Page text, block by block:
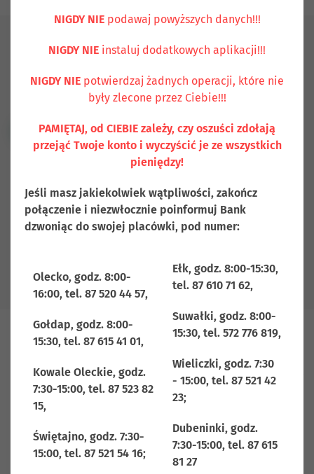
smartKARTA, sm@rt Wypłata, Mój rachunek i Szybka Pożyczka już
Wróć do listy aktualności
NOWY WPŁATOMAT W GOŁDAPI!
Usługi smartKARTA, sm@rt
Wypłata, Mój rachunek i Szybka
Pożyczka już dostępne!
DATA PUBLIKACJI:
14-11-2024
Szanowni Państwo,
Z przyjemościa informujemy, że w naszym Oddziale w
Gołdapi (ul. Plac Zwycięstwa 6) mamy nowy bankomat z
funkcjonalnością wpłatomatu!
Mogą Państwo, już teraz, bez stania w kolejce do okienka,
bez dotykania bankomatu, wpłacać i wypłacać gotówkę
NIGDY NIEpodawaj powyższych danych!!!
NIGDY NIE instaluj dodatkowych aplikacji!!!
NIGDY NIE potwierdzaj żadnych operacji, które nie
były zlecone przez Ciebie!!!
PAMIĘTAJ, od CIEBIE zależy, czy oszuści zdołają
przejąć Twoje konto i wyczyścić je ze wszystkich
pieniędzy!
Jeśli masz jakiekolwiek wątpliwości, zakończ
połączenie i niezwłocznie poinformuj Bank
dzwoniąc do swojej placówki, pod numer:
Olecko, godz. 8:00-
16:00, tel. 87 520 44 57,
Gołdap, godz. 8:00-
15:30, tel. 87 615 41 01,
Kowale Oleckie, godz.
7:30-15:00, tel. 87 523 82
15,
Świętajno, godz. 7:30-
15:00, tel. 87 521 54 16;
Ełk, godz. 8:00-15:30,
tel. 87 610 71 62,
Suwałki, godz. 8:00-
15:30, tel. 572 776 819,
Wieliczki, godz. 7:30
- 15:00, tel. 87 521 42
23;
Dubeninki, godz.
7:30-15:00, tel. 87 615
81 27